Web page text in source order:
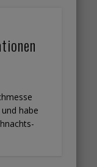
habe